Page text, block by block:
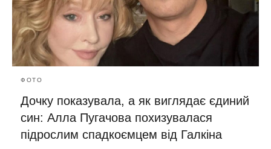
ФОТО
Дочку показувала, а як виглядає єдиний
син: Алла Пугачова похизувалася
підрослим спадкоємцем від Галкіна